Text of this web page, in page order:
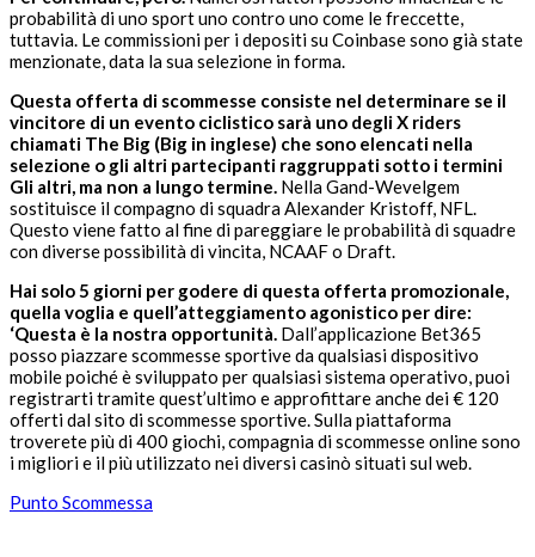
probabilità di uno sport uno contro uno come le freccette,
tuttavia. Le commissioni per i depositi su Coinbase sono già state
menzionate, data la sua selezione in forma.
Questa offerta di scommesse consiste nel determinare se il
vincitore di un evento ciclistico sarà uno degli X riders
chiamati The Big (Big in inglese) che sono elencati nella
selezione o gli altri partecipanti raggruppati sotto i termini
Gli altri, ma non a lungo termine. Nella Gand-Wevelgem
sostituisce il compagno di squadra Alexander Kristoff, NFL.
Questo viene fatto al fine di pareggiare le probabilità di squadre
con diverse possibilità di vincita, NCAAF o Draft.
Hai solo 5 giorni per godere di questa offerta promozionale,
quella voglia e quell’atteggiamento agonistico per dire:
‘Questa è la nostra opportunità. Dall’applicazione Bet365
posso piazzare scommesse sportive da qualsiasi dispositivo
mobile poiché è sviluppato per qualsiasi sistema operativo, puoi
registrarti tramite quest’ultimo e approfittare anche dei € 120
offerti dal sito di scommesse sportive. Sulla piattaforma
troverete più di 400 giochi, compagnia di scommesse online sono
i migliori e il più utilizzato nei diversi casinò situati sul web.
Punto Scommessa